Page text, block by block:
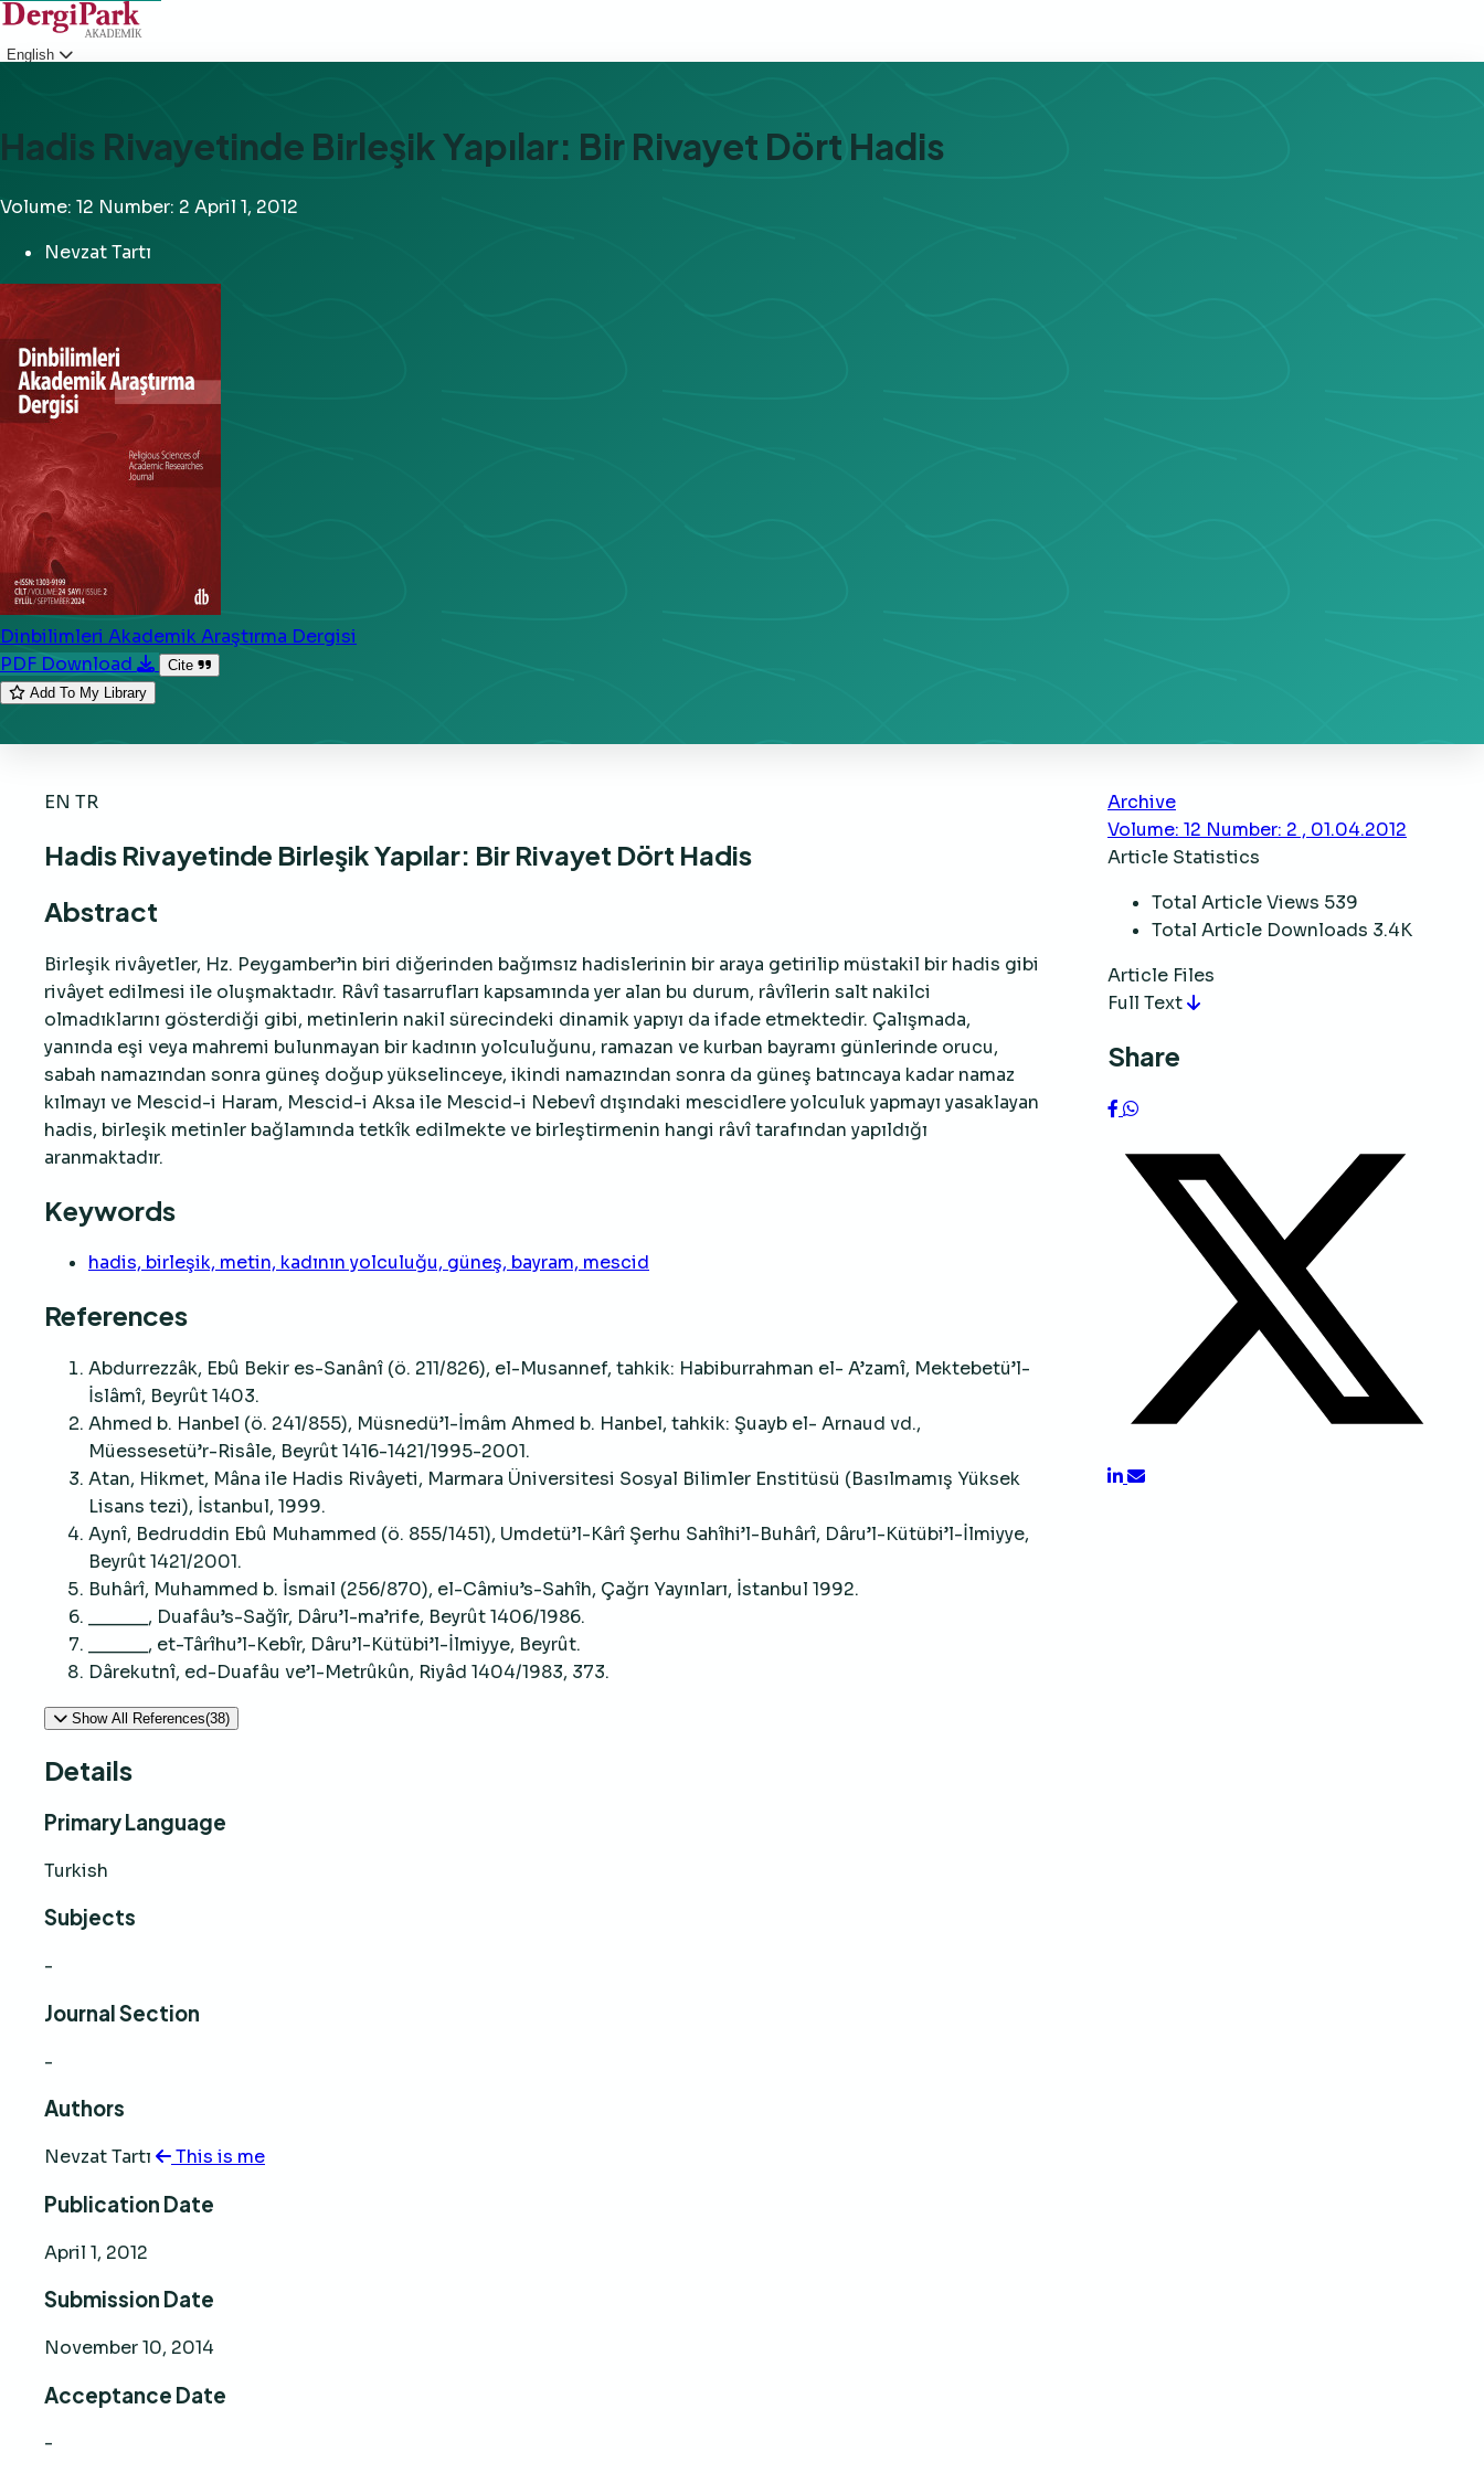
English
Hadis Rivayetinde Birleşik Yapılar: Bir Rivayet Dört Hadis
Volume: 12 Number: 2 April 1, 2012
Nevzat Tartı
Dinbilimleri Akademik Araştırma Dergisi
PDF Download
Cite
Add To My Library
EN TR
Hadis Rivayetinde Birleşik Yapılar: Bir Rivayet Dört Hadis
Abstract
Birleşik rivâyetler, Hz. Peygamber’in biri diğerinden bağımsız hadislerinin bir araya getirilip müstakil bir hadis gibi
rivâyet edilmesi ile oluşmaktadır. Râvî tasarrufları kapsamında yer alan bu durum, râvîlerin salt nakilci
olmadıklarını gösterdiği gibi, metinlerin nakil sürecindeki dinamik yapıyı da ifade etmektedir. Çalışmada,
yanında eşi veya mahremi bulunmayan bir kadının yolculuğunu, ramazan ve kurban bayramı günlerinde orucu,
sabah namazından sonra güneş doğup yükselinceye, ikindi namazından sonra da güneş batıncaya kadar namaz
kılmayı ve Mescid-i Haram, Mescid-i Aksa ile Mescid-i Nebevî dışındaki mescidlere yolculuk yapmayı yasaklayan
hadis, birleşik metinler bağlamında tetkîk edilmekte ve birleştirmenin hangi râvî tarafından yapıldığı
aranmaktadır.
Keywords
hadis, birleşik, metin, kadının yolculuğu, güneş, bayram, mescid
References
Abdurrezzâk, Ebû Bekir es-Sanânî (ö. 211/826), el-Musannef, tahkik: Habiburrahman el- A’zamî, Mektebetü’l-
İslâmî, Beyrût 1403.
Ahmed b. Hanbel (ö. 241/855), Müsnedü’l-İmâm Ahmed b. Hanbel, tahkik: Şuayb el- Arnaud vd.,
Müessesetü’r-Risâle, Beyrût 1416-1421/1995-2001.
Atan, Hikmet, Mâna ile Hadis Rivâyeti, Marmara Üniversitesi Sosyal Bilimler Enstitüsü (Basılmamış Yüksek
Lisans tezi), İstanbul, 1999.
Aynî, Bedruddin Ebû Muhammed (ö. 855/1451), Umdetü’l-Kârî Şerhu Sahîhi’l-Buhârî, Dâru’l-Kütübi’l-İlmiyye,
Beyrût 1421/2001.
Buhârî, Muhammed b. İsmail (256/870), el-Câmiu’s-Sahîh, Çağrı Yayınları, İstanbul 1992.
______, Duafâu’s-Sağîr, Dâru’l-ma’rife, Beyrût 1406/1986.
______, et-Târîhu’l-Kebîr, Dâru’l-Kütübi’l-İlmiyye, Beyrût.
Dârekutnî, ed-Duafâu ve’l-Metrûkûn, Riyâd 1404/1983, 373.
Show All References(38)
Details
Primary Language
Turkish
Subjects
-
Journal Section
-
Authors
Nevzat Tartı This is me
Publication Date
April 1, 2012
Submission Date
November 10, 2014
Acceptance Date
-
Archive
Volume: 12 Number: 2 , 01.04.2012
Article Statistics
Total Article Views 539
Total Article Downloads 3.4K
Article Files
Full Text
Share